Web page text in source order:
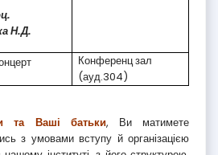
Н.Д.
Конференц зал
(ауд.304)
та Ваші батьки, Ви матимете
з умовами вступу й організацією